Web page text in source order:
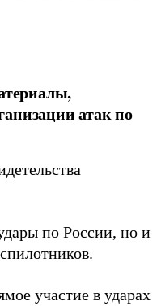
атак по
по России, но и
участие в ударах